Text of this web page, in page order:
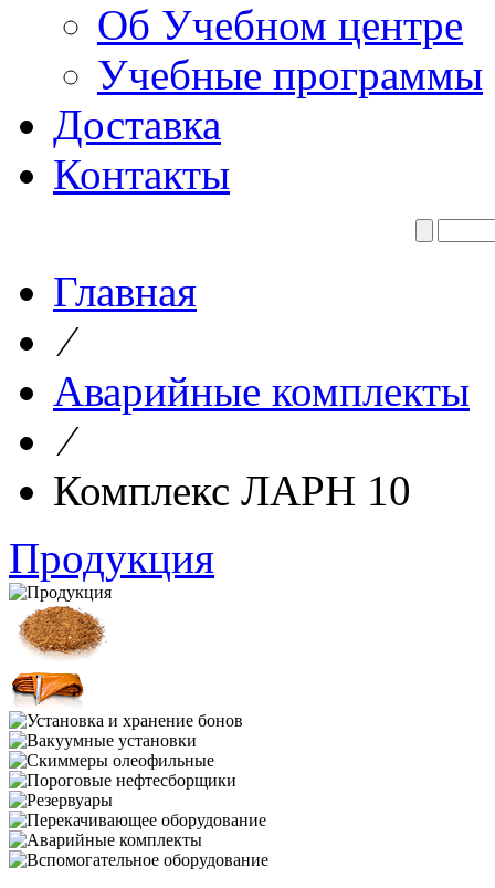
Об Учебном центре
Учебные программы
Доставка
Контакты
Главная
⁄
Аварийные комплекты
⁄
Комплекс ЛАРН 10
Продукция